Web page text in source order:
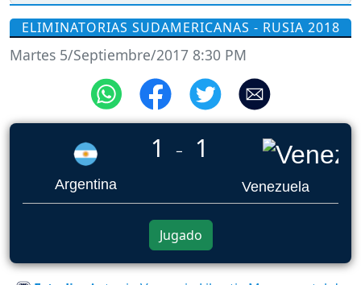
ELIMINATORIAS SUDAMERICANAS - RUSIA 2018
Martes 5/Septiembre/2017 8:30 PM
Argentina
1 _ 1
Venezuela
Jugado